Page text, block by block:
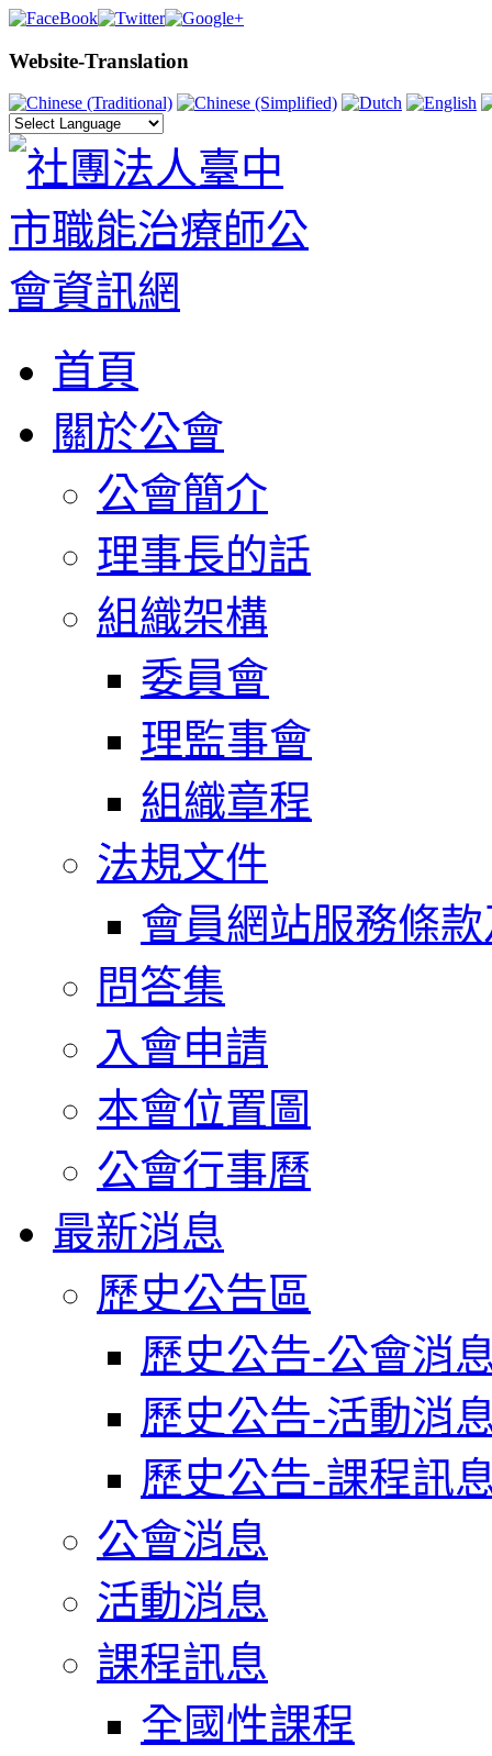
Website-Translation
首頁
關於公會
公會簡介
理事長的話
組織架構
委員會
理監事會
組織章程
法規文件
會員網站服務條
問答集
入會申請
本會位置圖
公會行事曆
最新消息
歷史公告區
歷史公告-公會消
歷史公告-活動消
歷史公告-課程訊
公會消息
活動消息
課程訊息
全國性課程